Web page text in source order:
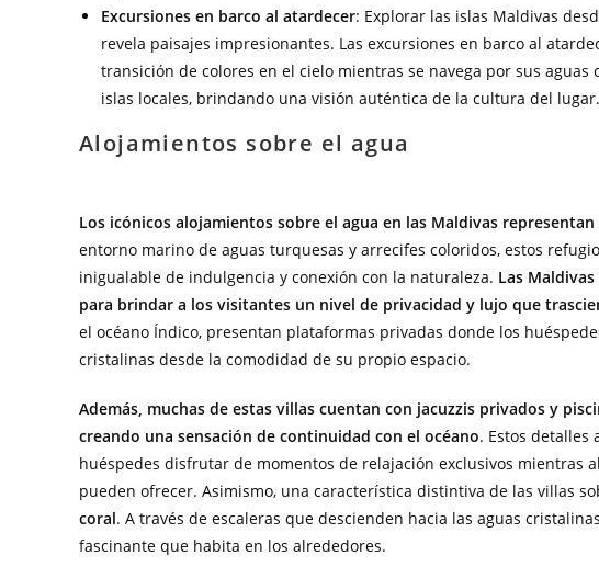
Excursiones en barco al atardecer: Explorar las islas Maldivas
revela paisajes impresionantes. Las excursiones en barco al
transición de colores en el cielo mientras se navega por sus
islas locales, brindando una visión auténtica de la cultura del lugar.
Alojamientos sobre el agua
Los icónicos alojamientos sobre el agua en las Maldivas
entorno marino de aguas turquesas y arrecifes coloridos, estos
inigualable de indulgencia y conexión con la naturaleza. Las
para brindar a los visitantes un nivel de privacidad y lujo que
el océano Índico, presentan plataformas privadas donde los
cristalinas desde la comodidad de su propio espacio.
Además, muchas de estas villas cuentan con jacuzzis privados y
creando una sensación de continuidad con el océano. Estos detalles
huéspedes disfrutar de momentos de relajación exclusivos mientras
pueden ofrecer. Asimismo, una característica distintiva de las villas
coral. A través de escaleras que descienden hacia las aguas
fascinante que habita en los alrededores.